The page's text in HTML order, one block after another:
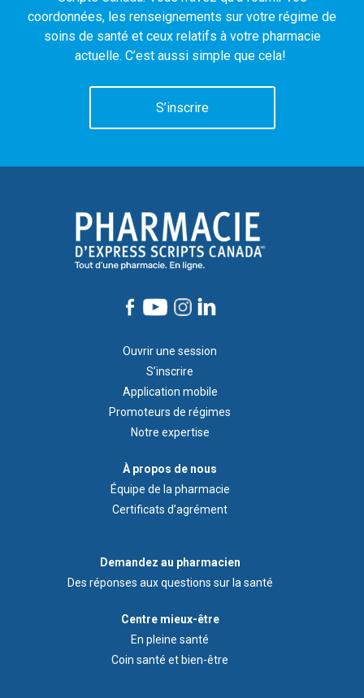
coordonnées, les renseignements sur votre régime de
soins de santé et ceux relatifs à votre pharmacie
actuelle. C’est aussi simple que cela!
S’inscrire
Ouvrir une session
S’inscrire
Application mobile
Promoteurs de régimes
Notre expertise
À propos de nous
Équipe de la pharmacie
Certificats d’agrément
pharmacien
Demandez au pharmacien
Des réponses aux questions sur la santé
Centre mieux-être
En pleine santé
Coin santé et bien-être